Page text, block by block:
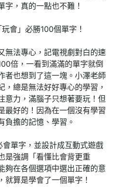
字，真的一點也不難！
會」必勝100個單字！
無法專心，記電視劇對白的速
倍，一看到滿滿的單字就倒
者也想到了這一塊。小澤老師
，總是無法好好專心的學習，
意力，滿腦子只想著要玩！但
最好的！因為在一個沒有學習
負擔的記憶、學習。
單字，並設計成互動式遊戲
是強調「看懂比會背更重
夠在各個選項中選出正確的意
就算是學會了一個單字！